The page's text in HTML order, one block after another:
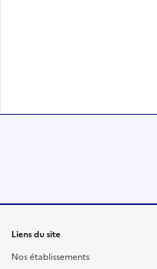
Liens du site
Nos établissements